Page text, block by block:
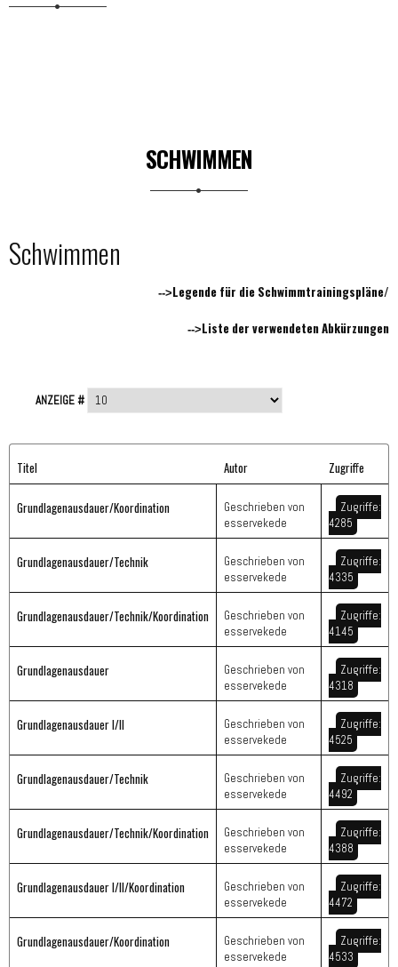
SCHWIMMEN
Schwimmen
-->Legende für die Schwimmtrainingspläne/
-->Liste der verwendeten Abkürzungen
ANZEIGE #
Titel Autor Zugriffe
Grundlagenausdauer/Koordination
Geschrieben von
esservekede
Zugriffe:
4285
Grundlagenausdauer/Technik
Geschrieben von
esservekede
Zugriffe:
4335
Grundlagenausdauer/Technik/Koordination
Geschrieben von
esservekede
Zugriffe:
4145
Grundlagenausdauer
Geschrieben von
esservekede
Zugriffe:
4318
Grundlagenausdauer I/II
Geschrieben von
esservekede
Zugriffe:
4525
Grundlagenausdauer/Technik
Geschrieben von
esservekede
Zugriffe:
4492
Grundlagenausdauer/Technik/Koordination
Geschrieben von
esservekede
Zugriffe:
4388
Grundlagenausdauer I/II/Koordination
Geschrieben von
esservekede
Zugriffe:
4472
Grundlagenausdauer/Koordination
Geschrieben von
esservekede
Zugriffe:
4533